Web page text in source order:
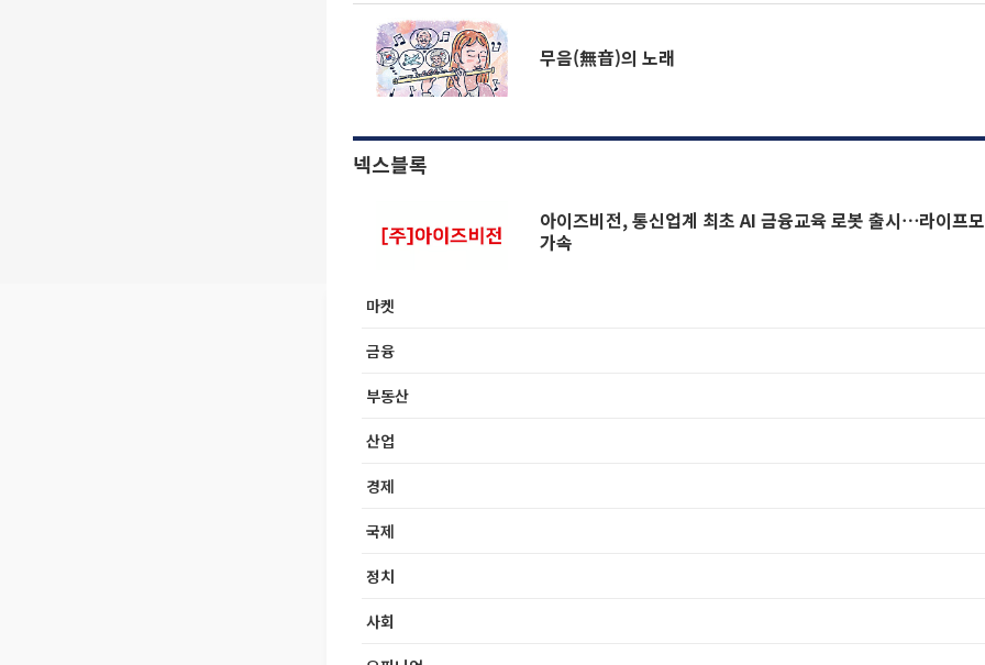
무음(無音)의 노래
넥스블록
아이즈비전, 통신업계 최초 AI 금융교육 로봇 출시⋯라이프
가속
마켓
금융
부동산
산업
경제
국제
정치
사회